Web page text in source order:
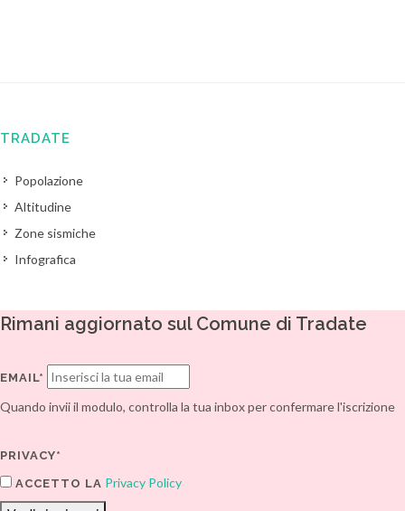
TRADATE
Popolazione
Altitudine
Zone sismiche
Infografica
Rimani aggiornato sul Comune di Tradate
EMAIL*
Quando invii il modulo, controlla la tua inbox per confermare l'iscrizione
PRIVACY*
ACCETTO LA Privacy Policy